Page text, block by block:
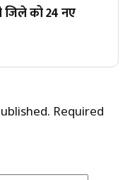
जिले को 24 नए
Required